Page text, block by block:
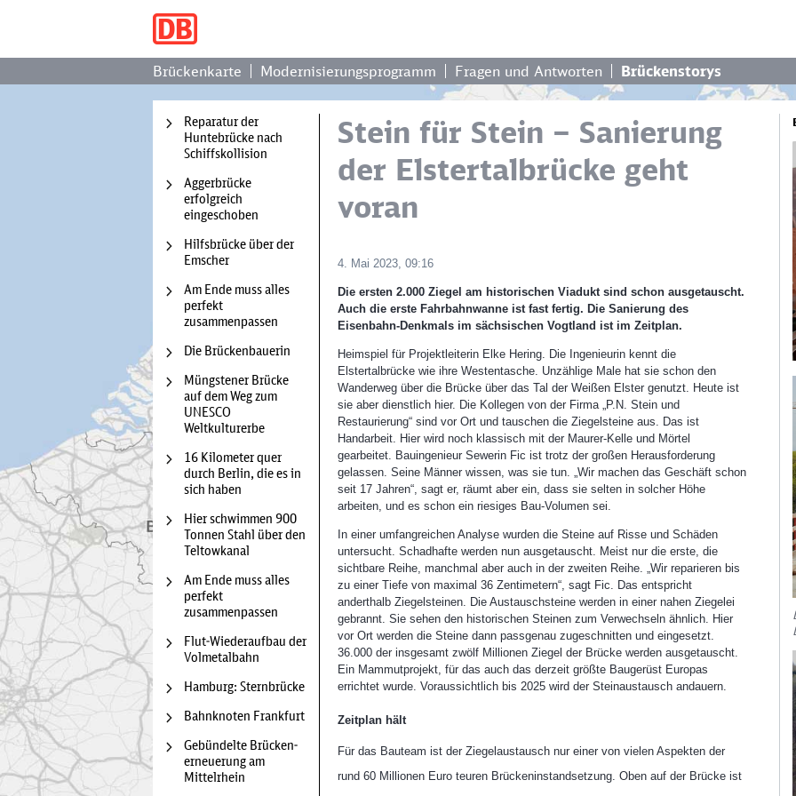
Wir benötigen Ihre Zustimmung, um
zu laden!
Diese Karte wird von einem Drittanbieter (Google Maps) zur Verfügung gestellt. Mit
der Karte wird von Ihnen eine Verbindung zu den Servern von Google hergestellt.
übermitteln Sie personenbezogene Daten (mindestens Ihre IP-Adresse) an Google.
unseremDatenschutzhinweisen . Hierfür wird ein vom Betreiber der Seite
gesetzt.
Brückenkarte Modernisierungsprogramm Fragen und Antworten Brückenstorys
Reparatur der
Huntebrücke nach
Schiffskollision
Aggerbrücke
erfolgreich
eingeschoben
Hilfsbrücke über der
Emscher
Am Ende muss alles
perfekt
zusammenpassen
Die Brückenbauerin
Müngstener Brücke
auf dem Weg zum
UNESCO
Weltkulturerbe
16 Kilometer quer
durch Berlin, die es in
sich haben
Hier schwimmen 900
Tonnen Stahl über den
Teltowkanal
Am Ende muss alles
perfekt
zusammenpassen
Flut-Wiederaufbau der
Volmetalbahn
Hamburg: Sternbrücke
Bahnknoten Frankfurt
Gebündelte Brücken­
erneuerung am
Mittelrhein
Stein für Stein – Sanierung
der Elstertalbrücke geht
voran
4. Mai 2023, 09:16
Die ersten 2.000 Ziegel am historischen Viadukt sind schon ausgetauscht.
Auch die erste Fahrbahnwanne ist fast fertig. Die Sanierung des
Eisenbahn-Denkmals im sächsischen Vogtland ist im Zeitplan.
Heimspiel für Projektleiterin Elke Hering. Die Ingenieurin kennt die
Elstertalbrücke wie ihre Westentasche. Unzählige Male hat sie schon den
Wanderweg über die Brücke über das Tal der Weißen Elster genutzt. Heute ist
sie aber dienstlich hier. Die Kollegen von der Firma „P.N. Stein und
Restaurierung“ sind vor Ort und tauschen die Ziegelsteine aus. Das ist
Handarbeit. Hier wird noch klassisch mit der Maurer-Kelle und Mörtel
gearbeitet. Bauingenieur Sewerin Fic ist trotz der großen Herausforderung
gelassen. Seine Männer wissen, was sie tun. „Wir machen das Geschäft schon
seit 17 Jahren“, sagt er, räumt aber ein, dass sie selten in solcher Höhe
arbeiten, und es schon ein riesiges Bau-Volumen sei.
In einer umfangreichen Analyse wurden die Steine auf Risse und Schäden
untersucht. Schadhafte werden nun ausgetauscht. Meist nur die erste, die
sichtbare Reihe, manchmal aber auch in der zweiten Reihe. „Wir reparieren bis
zu einer Tiefe von maximal 36 Zentimetern“, sagt Fic. Das entspricht
anderthalb Ziegelsteinen. Die Austauschsteine werden in einer nahen Ziegelei
gebrannt. Sie sehen den historischen Steinen zum Verwechseln ähnlich. Hier
vor Ort werden die Steine dann passgenau zugeschnitten und eingesetzt.
36.000 der insgesamt zwölf Millionen Ziegel der Brücke werden ausgetauscht.
Ein Mammutprojekt, für das auch das derzeit größte Baugerüst Europas
errichtet wurde. Voraussichtlich bis 2025 wird der Steinaustausch andauern.
Zeitplan hält
Für das Bauteam ist der Ziegelaustausch nur einer von vielen Aspekten der
rund 60 Millionen Euro teuren Brückeninstandsetzung. Oben auf der Brücke ist